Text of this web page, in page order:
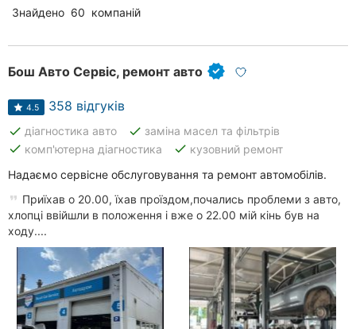
Знайдено 60 компаній
Бош Авто Сервіс, ремонт авто
4.5 358 відгуків
done діагностика авто done заміна масел та фільтрів
done комп'ютерна діагностика done кузовний ремонт
Надаємо сервісне обслуговування та ремонт автомобілів.
Приїхав о 20.00, їхав проїздом,почались проблеми з авто,
хлопці ввійшли в положення і вже о 22.00 мій кінь був на
ходу....